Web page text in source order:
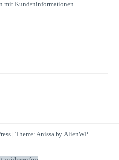
mit Kundeninformationen
| Theme: Anissa by AlienWP.